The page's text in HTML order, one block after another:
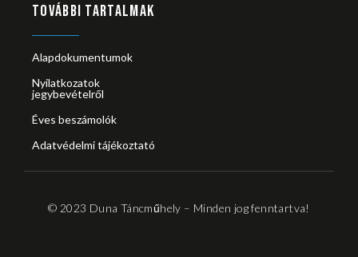
TOVÁBBI TARTALMAK
Alapdokumentumok
Nyilatkozatok
jegybevételről
Éves beszámolók
Adatvédelmi tájékoztató
© 2023 Duna Táncműhely – Minden jog fenntartva!